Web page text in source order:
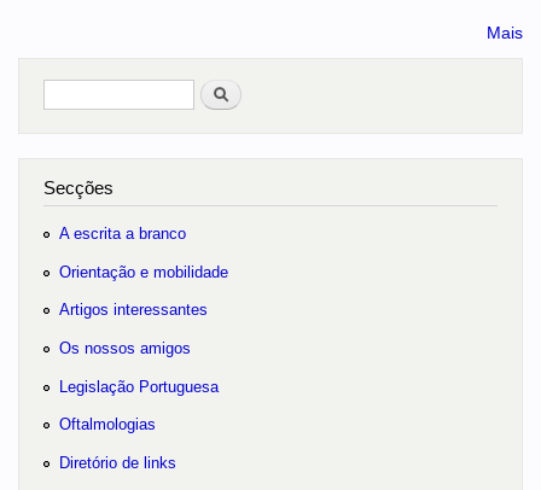
Mais
Pesquisar
Secções
A escrita a branco
Orientação e mobilidade
Artigos interessantes
Os nossos amigos
Legislação Portuguesa
Oftalmologias
Diretório de links